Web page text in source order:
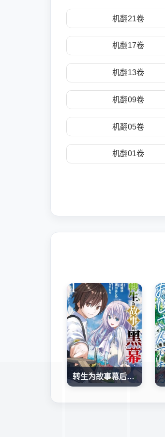
机翻21卷
机翻17卷
机翻13卷
机翻09卷
机翻05卷
机翻01卷
转生为故事幕后主谋